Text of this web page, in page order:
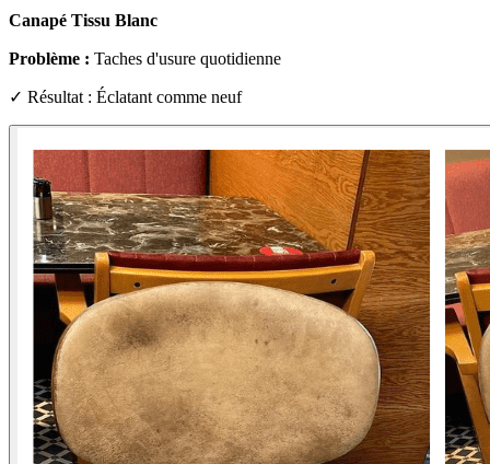
Canapé Tissu Blanc
Problème : Taches d'usure quotidienne
✓ Résultat : Éclatant comme neuf